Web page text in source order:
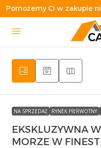
Pomożemy Ci w zakupie
NA SPRZEDAŻ RYNEK PIERWOTNY
EKSKLUZYWNA
MORZE W